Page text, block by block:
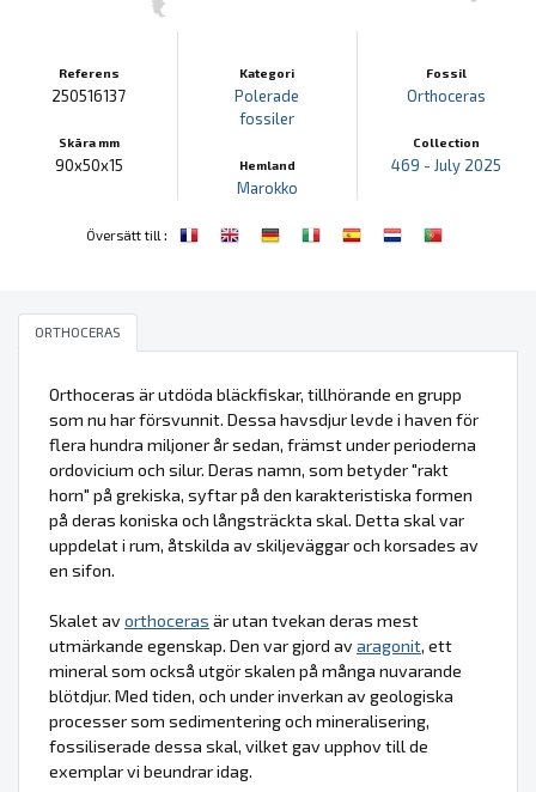
Referens
250516137
Skära mm
90x50x15
Kategori
Polerade
fossiler
Hemland
Marokko
Fossil
Orthoceras
Collection
469 - July 2025
Översätt till :
ORTHOCERAS
Orthoceras är utdöda bläckfiskar, tillhörande en grupp
som nu har försvunnit. Dessa havsdjur levde i haven för
flera hundra miljoner år sedan, främst under perioderna
ordovicium och silur. Deras namn, som betyder "rakt
horn" på grekiska, syftar på den karakteristiska formen
på deras koniska och långsträckta skal. Detta skal var
uppdelat i rum, åtskilda av skiljeväggar och korsades av
en sifon.
Skalet avorthoceras är utan tvekan deras mest
utmärkande egenskap. Den var gjord avaragonit, ett
mineral som också utgör skalen på många nuvarande
blötdjur. Med tiden, och under inverkan av geologiska
processer som sedimentering och mineralisering,
fossiliserade dessa skal, vilket gav upphov till de
exemplar vi beundrar idag.